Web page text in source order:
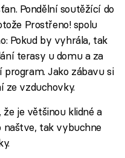
Pondělní soutěžící do
Prostřeno! spolu
Pokud by vyhrála, tak
terasy u domu a za
Jako zábavu si
ze vzduchovky.
je většinou klidné a
naštve, tak vybuchne